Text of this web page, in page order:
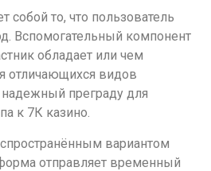
собой то, что пользователь
Вспомогательный компонент
обладает или чем
отличающихся видов
преграду для
к 7К казино.
вариантом
отправляет временный